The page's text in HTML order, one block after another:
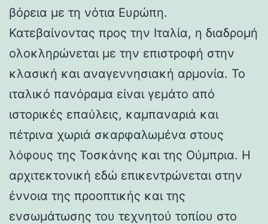
βόρεια με τη νότια Ευρώπη.
Κατεβαίνοντας προς την Ιταλία, η διαδρομή
ολοκληρώνεται με την επιστροφή στην
κλασική και αναγεννησιακή αρμονία. Το
ιταλικό πανόραμα είναι γεμάτο από
ιστορικές επαύλεις, καμπαναριά και
πέτρινα χωριά σκαρφαλωμένα στους
λόφους της Τοσκάνης και της Ούμπρια. Η
αρχιτεκτονική εδώ επικεντρώνεται στην
έννοια της προοπτικής και της
ενσωμάτωσης του τεχνητού τοπίου στο